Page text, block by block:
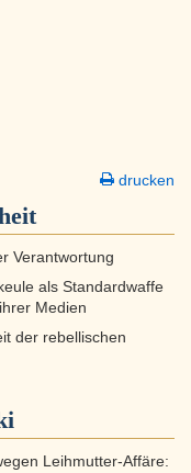
drucken
Verantwortung
als Standardwaffe
Medien
der rebellischen
Leihmutter-Affäre: